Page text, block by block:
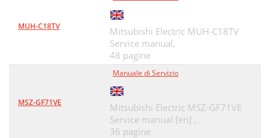
MUH-C18TV
Mitsubishi Electric MUH-C18TV
Service manual,
48 pagine
MSZ-GF71VE
Manuale di Servizio
Mitsubishi Electric MSZ-GF71VE
Service manual [en] ,
36 pagine